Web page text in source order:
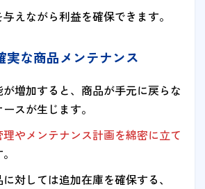
えながら利益を確保できます。
実な商品メンテナンス
増加すると、商品が手元に戻らな
スが生じます。
やメンテナンス計画を綿密に立て
対しては追加在庫を確保する、